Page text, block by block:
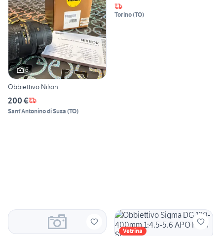
6
Obbiettivo Nikon
200 €
Sant'Antonino di Susa (TO)
Torino(TO)
Vetrina